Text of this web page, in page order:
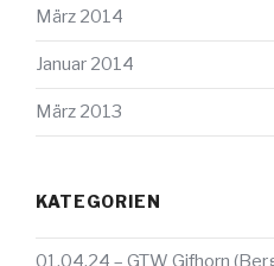
März 2014
Januar 2014
März 2013
KATEGORIEN
01.04.24 – GTW Gifhorn